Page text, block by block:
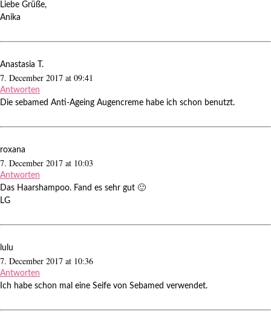
Liebe Grüße,
Anika
Anastasia T.
7. December 2017 at 09:41
Antworten
Die sebamed Anti-Ageing Augencreme habe ich schon benutzt.
roxana
7. December 2017 at 10:03
Antworten
Das Haarshampoo. Fand es sehr gut 🙂
LG
lulu
7. December 2017 at 10:36
Antworten
Ich habe schon mal eine Seife von Sebamed verwendet.